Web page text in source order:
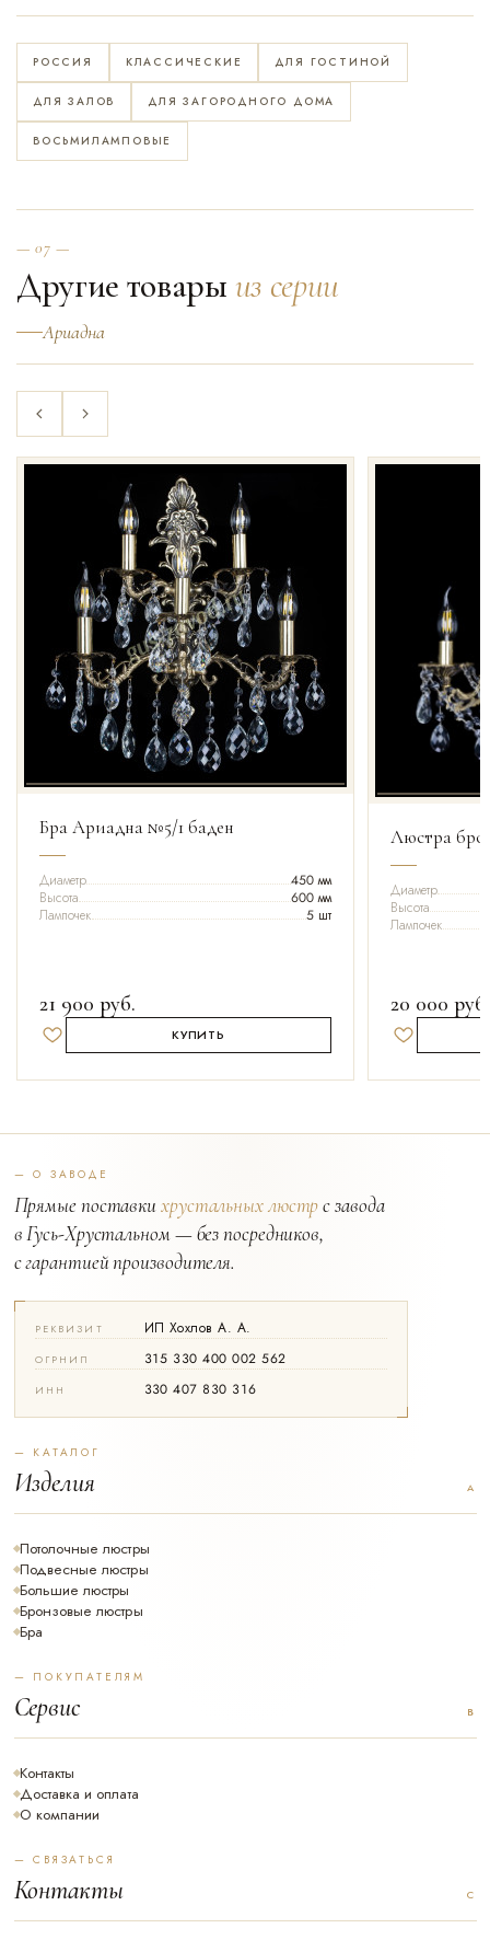
РОССИЯ КЛАССИЧЕСКИЕ ДЛЯ ГОСТИНОЙ
ДЛЯ ЗАЛОВ ДЛЯ ЗАГОРОДНОГО ДОМА
ВОСЬМИЛАМПОВЫЕ
— 07 —
Другие товары из серии
Ариадна
Бра Ариадна №5/1 баден
Диаметр
450 мм
Высота
600 мм
Лампочек
5 шт
21 900 руб.
Добавить в избранное
КУПИТЬ
Люстра
Диаметр
Высота
Лампочек
20 000 руб.
Добавить в
— О ЗАВОДЕ
Прямые поставкихрустальных люстрс завода
в Гусь-Хрустальном — без посредников,
с гарантией производителя.
РЕКВИЗИТ ИП Хохлов А. А.
ОГРНИП 315 330 400 002 562
ИНН 330 407 830 316
— КАТАЛОГ
Изделия
Потолочные люстры
Подвесные люстры
Большие люстры
Бронзовые люстры
Бра
— ПОКУПАТЕЛЯМ
Сервис
Контакты
Доставка и оплата
О компании
— СВЯЗАТЬСЯ
Контакты